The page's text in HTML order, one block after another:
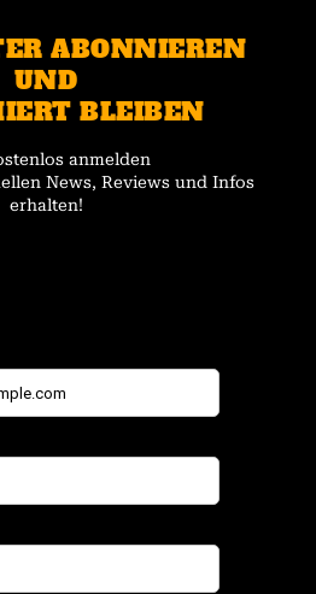
ABONNIEREN
UND
BLEIBEN
anmelden
News, Reviews und Infos
erhalten!